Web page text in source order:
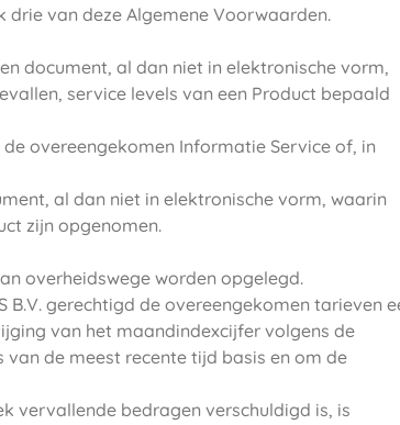
drie van deze Algemene Voorwaarden.
document, al dan niet in elektronische vorm,
service levels van een Product bepaald
de overeengekomen Informatie Service of, in
al dan niet in elektronische vorm, waarin
zijn opgenomen.
overheidswege worden opgelegd.
B.V. gerechtigd de overeengekomen tarieven
van het maandindexcijfer volgens de
de meest recente tijd basis en om de
vervallende bedragen verschuldigd is, is